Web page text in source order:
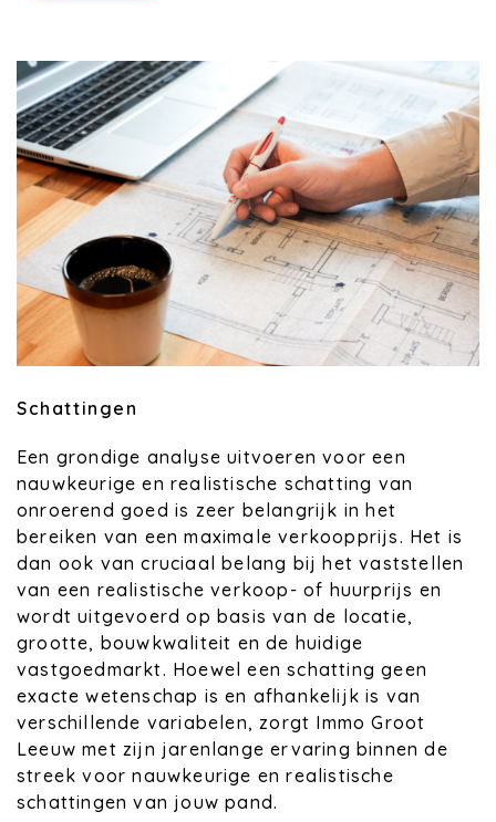
Schattingen
Een grondige analyse uitvoeren voor een
nauwkeurige en realistische schatting van
onroerend goed is zeer belangrijk in het
bereiken van een maximale verkoopprijs. Het is
dan ook van cruciaal belang bij het vaststellen
van een realistische verkoop- of huurprijs en
wordt uitgevoerd op basis van de locatie,
grootte, bouwkwaliteit en de huidige
vastgoedmarkt. Hoewel een schatting geen
exacte wetenschap is en afhankelijk is van
verschillende variabelen, zorgt Immo Groot
Leeuw met zijn jarenlange ervaring binnen de
streek voor nauwkeurige en realistische
schattingen van jouw pand.